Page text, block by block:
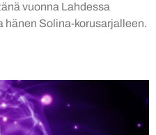
vuonna Lahdessa
Solina-korusarjalleen.